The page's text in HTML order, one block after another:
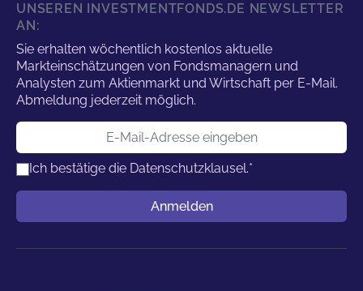
UNSEREN INVESTMENTFONDS.DE NEWSLETTER
AN:
Sie erhalten wöchentlich kostenlos aktuelle
Markteinschätzungen von Fondsmanagern und
Analysten zum Aktienmarkt und Wirtschaft per E-Mail.
Abmeldung jederzeit möglich.
E-Mail-Adresse
Ich bestätige die Datenschutzklausel.*
Anmelden